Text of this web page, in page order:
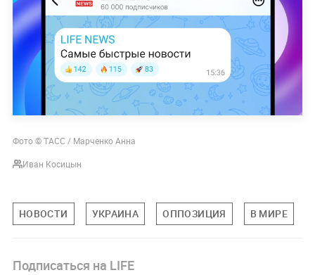
Фото © ТАСС / Марченко Анна
Иван Косицын
НОВОСТИ УКРАИНА ОППОЗИЦИЯ В МИРЕ
Подписаться на LIFE